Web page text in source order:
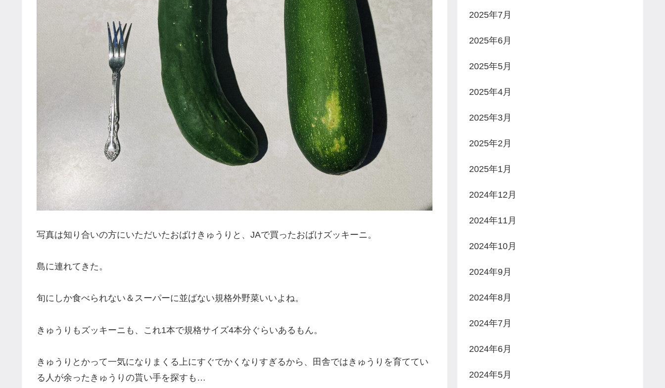
写真は知り合いの方にいただいたおばけきゅうりと、JAで買ったおばけズッキーニ。
島に連れてきた。
旬にしか食べられない＆スーパーに並ばない規格外野菜いいよね。
きゅうりもズッキーニも、これ1本で規格サイズ4本分ぐらいあるもん。
きゅうりとかって一気になりまくる上にすぐでかくなりすぎるから、田舎ではきゅうりを育ててい
る人が余ったきゅうりの貰い手を探すも…
2025年7月
2025年6月
2025年5月
2025年4月
2025年3月
2025年2月
2025年1月
2024年12月
2024年11月
2024年10月
2024年9月
2024年8月
2024年7月
2024年6月
2024年5月